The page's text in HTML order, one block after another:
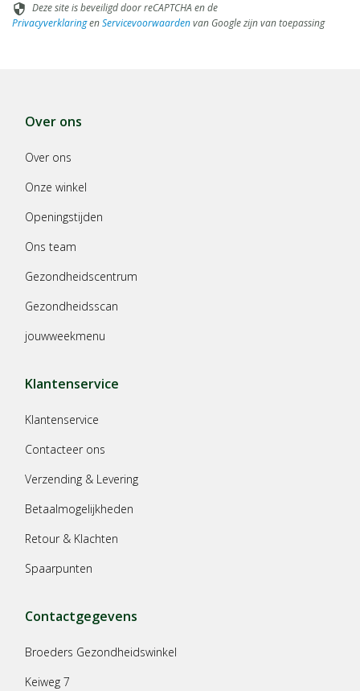
security Deze site is beveiligd door reCAPTCHA en de
PrivacyverklaringenServicevoorwaardenvan Google zijn van toepassing
Over ons
Over ons
Onze winkel
Openingstijden
Ons team
Gezondheidscentrum
Gezondheidsscan
jouwweekmenu
Klantenservice
Klantenservice
Contacteer ons
Verzending & Levering
Betaalmogelijkheden
Retour & Klachten
Spaarpunten
Contactgegevens
Broeders Gezondheidswinkel
Keiweg 7